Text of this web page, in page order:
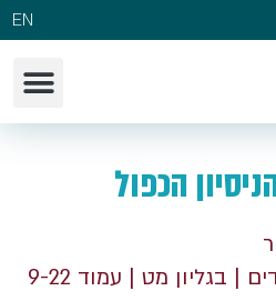
EN
הכפול
| בגליון מט | עמוד 9-22